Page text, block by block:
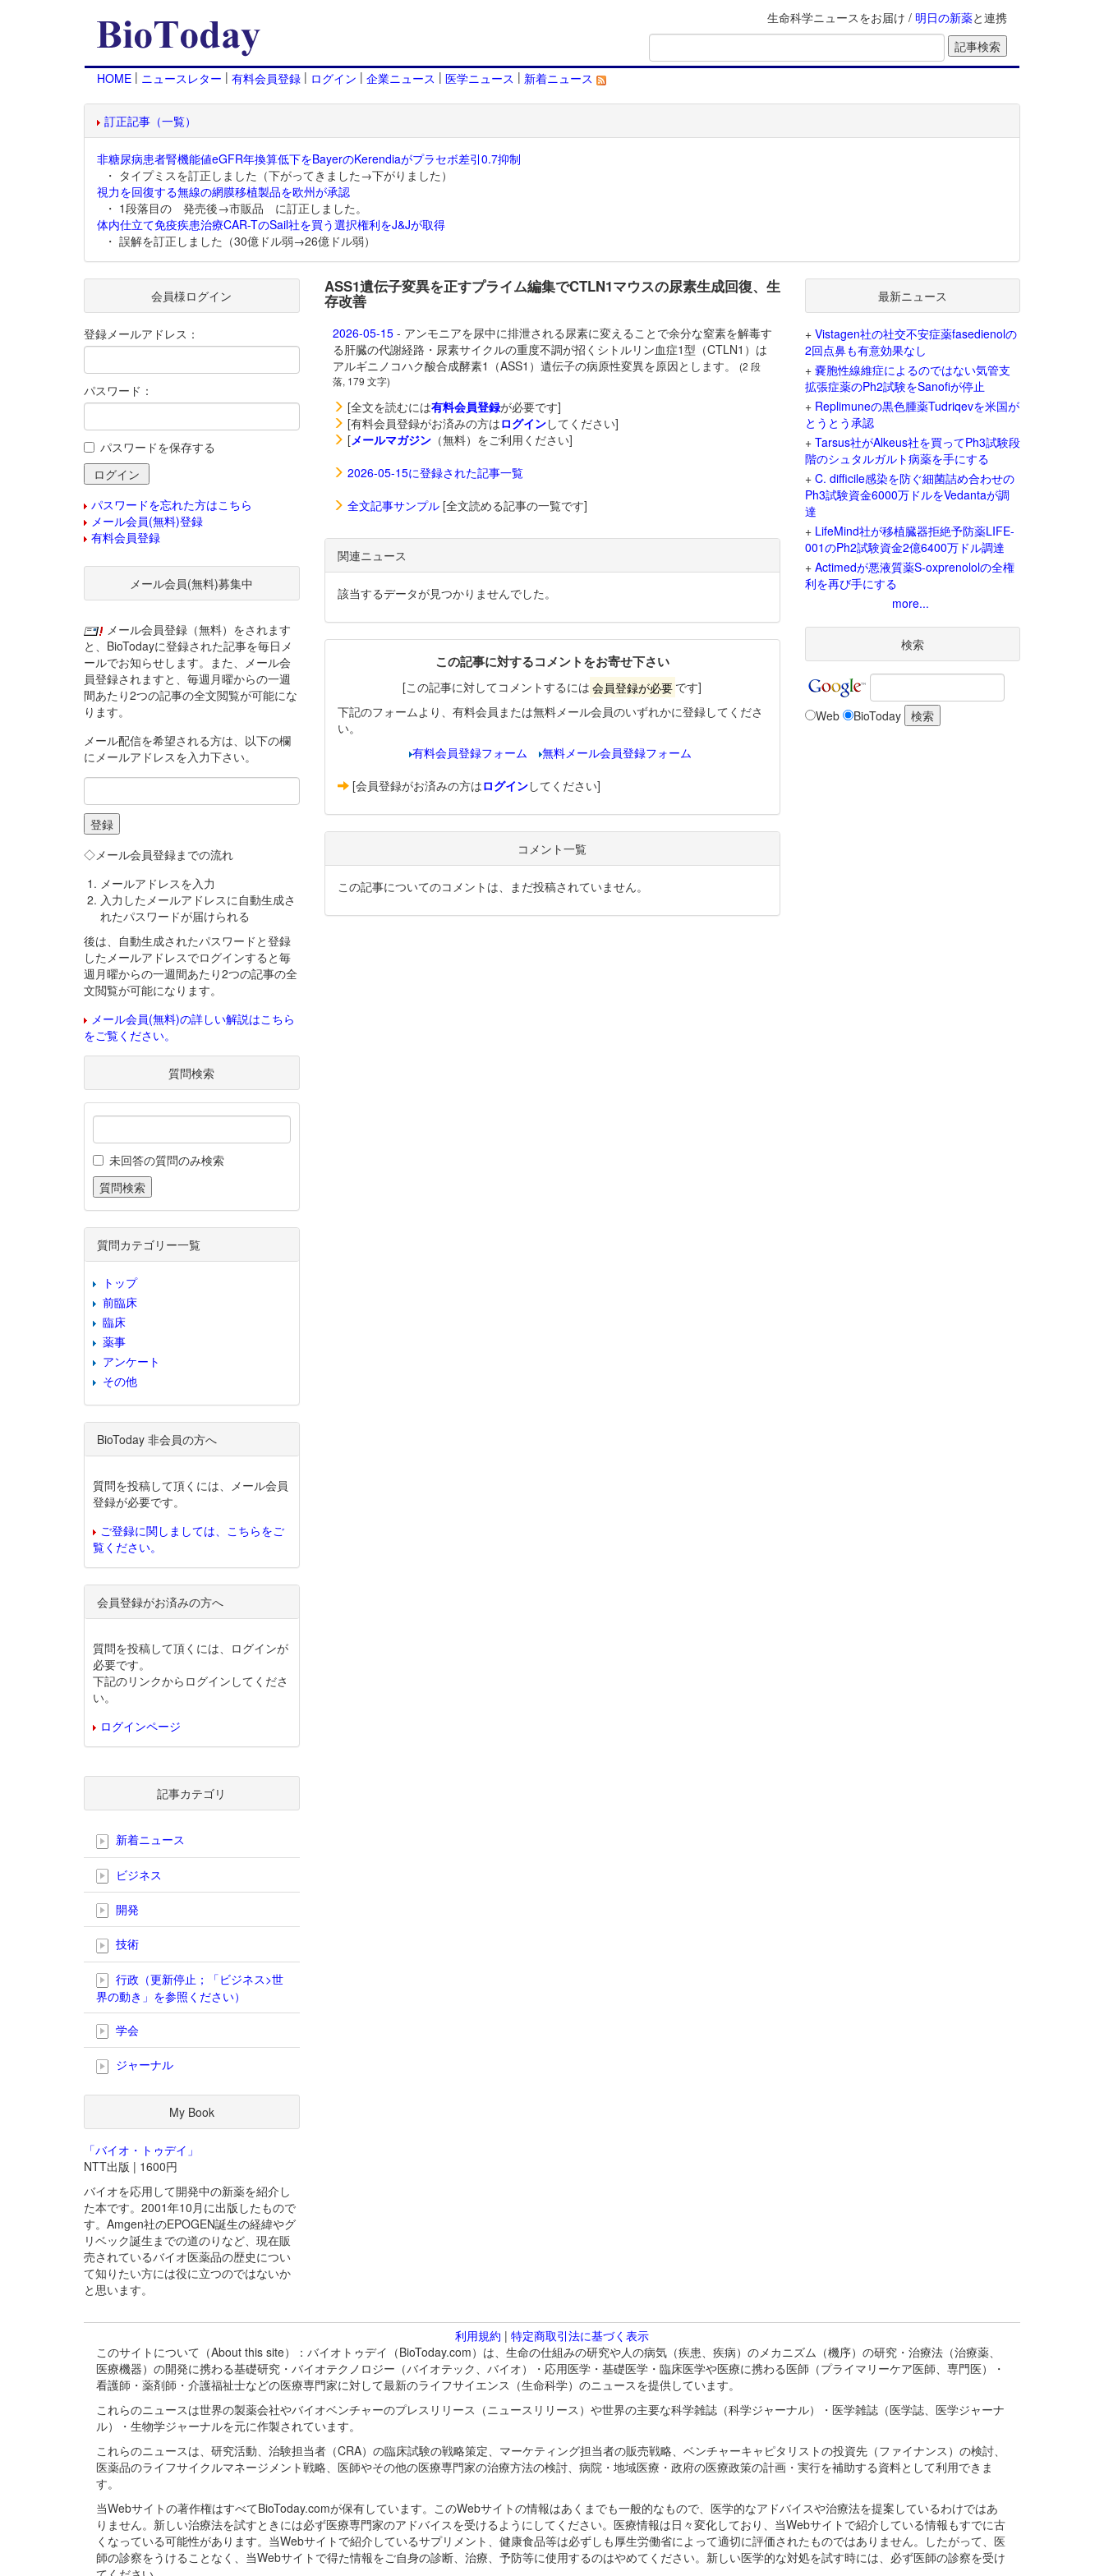
生命科学ニュースをお届け / 明日の新薬と連携
HOME | ニュースレター | 有料会員登録 | ログイン | 企業ニュース | 医学ニュース | 新着ニュース
訂正記事（一覧）
非糖尿病患者腎機能値eGFR年換算低下をBayerのKerendiaがプラセボ差引0.7抑制
・ タイプミスを訂正しました（下がってきました→下がりました）
視力を回復する無線の網膜移植製品を欧州が承認
・ 1段落目の 発売後→市販品 に訂正しました。
体内仕立て免疫疾患治療CAR-TのSail社を買う選択権利をJ&Jが取得
・ 誤解を訂正しました（30億ドル弱→26億ドル弱）
ASS1遺伝子変異を正すプライム編集でCTLN1マウスの尿素生成回復、生
存改善
2026-05-15- アンモニアを尿中に排泄される尿素に変えることで余分な窒素を解毒す
る肝臓の代謝経路・尿素サイクルの重度不調が招くシトルリン血症1型（CTLN1）は
アルギニノコハク酸合成酵素1（ASS1）遺伝子の病原性変異を原因とします。
(2 段
落, 179 文字)
[全文を読むには有料会員登録が必要です]
[有料会員登録がお済みの方はログインしてください]
[メールマガジン（無料）をご利用ください]
2026-05-15に登録された記事一覧
全文記事サンプル[全文読める記事の一覧です]
関連ニュース
該当するデータが見つかりませんでした。
この記事に対するコメントをお寄せ下さい
[この記事に対してコメントするには 会員登録が必要 です]
下記のフォームより、有料会員または無料メール会員のいずれかに登録してくださ
い。
有料会員登録フォーム
無料メール会員登録フォーム
[会員登録がお済みの方はログインしてください]
コメント一覧
この記事についてのコメントは、まだ投稿されていません。
会員様ログイン
登録メールアドレス：
パスワード：
パスワードを保存する
パスワードを忘れた方はこちら
メール会員(無料)登録
有料会員登録
メール会員(無料)募集中
メール会員登録（無料）をされます
と、BioTodayに登録された記事を毎日メ
ールでお知らせします。また、メール会
員登録されますと、毎週月曜からの一週
間あたり2つの記事の全文閲覧が可能にな
ります。
メール配信を希望される方は、以下の欄
にメールアドレスを入力下さい。
◇メール会員登録までの流れ
メールアドレスを入力
入力したメールアドレスに自動生成さ
れたパスワードが届けられる
後は、自動生成されたパスワードと登録
したメールアドレスでログインすると毎
週月曜からの一週間あたり2つの記事の全
文閲覧が可能になります。
メール会員(無料)の詳しい解説はこちら
をご覧ください。
質問検索
未回答の質問のみ検索
質問カテゴリー一覧
トップ
前臨床
臨床
薬事
アンケート
その他
BioToday 非会員の方へ
質問を投稿して頂くには、メール会員
登録が必要です。
ご登録に関しましては、こちらをご
覧ください。
会員登録がお済みの方へ
質問を投稿して頂くには、ログインが
必要です。
下記のリンクからログインしてくださ
い。
ログインページ
記事カテゴリ
新着ニュース
ビジネス
開発
技術
行政（更新停止；「ビジネス>世
界の動き」を参照ください）
学会
ジャーナル
My Book
「バイオ・トゥデイ」
NTT出版 | 1600円
バイオを応用して開発中の新薬を紹介し
た本です。2001年10月に出版したもので
す。Amgen社のEPOGEN誕生の経緯やグ
リベック誕生までの道のりなど、現在販
売されているバイオ医薬品の歴史につい
て知りたい方には役に立つのではないか
と思います。
最新ニュース
+ Vistagen社の社交不安症薬fasedienolの
2回点鼻も有意効果なし
+ 嚢胞性線維症によるのではない気管支
拡張症薬のPh2試験をSanofiが停止
+ Replimuneの黒色腫薬Tudriqevを米国が
とうとう承認
+ Tarsus社がAlkeus社を買ってPh3試験段
階のシュタルガルト病薬を手にする
+ C. difficile感染を防ぐ細菌詰め合わせの
Ph3試験資金6000万ドルをVedantaが調
達
+ LifeMind社が移植臓器拒絶予防薬LIFE-
001のPh2試験資金2億6400万ドル調達
+ Actimedが悪液質薬S-oxprenololの全権
利を再び手にする
more...
検索
Web BioToday
利用規約 | 特定商取引法に基づく表示
このサイトについて（About this site）：バイオトゥデイ（BioToday.com）は、生命の仕組みの研究や人の病気（疾患、疾病）のメカニズム（機序）の研究・治療法（治療薬、
医療機器）の開発に携わる基礎研究・バイオテクノロジー（バイオテック、バイオ）・応用医学・基礎医学・臨床医学や医療に携わる医師（プライマリーケア医師、専門医）・
看護師・薬剤師・介護福祉士などの医療専門家に対して最新のライフサイエンス（生命科学）のニュースを提供しています。
これらのニュースは世界の製薬会社やバイオベンチャーのプレスリリース（ニュースリリース）や世界の主要な科学雑誌（科学ジャーナル）・医学雑誌（医学誌、医学ジャーナ
ル）・生物学ジャーナルを元に作製されています。
これらのニュースは、研究活動、治験担当者（CRA）の臨床試験の戦略策定、マーケティング担当者の販売戦略、ベンチャーキャピタリストの投資先（ファイナンス）の検討、
医薬品のライフサイクルマネージメント戦略、医師やその他の医療専門家の治療方法の検討、病院・地域医療・政府の医療政策の計画・実行を補助する資料として利用できま
す。
当Webサイトの著作権はすべてBioToday.comが保有しています。このWebサイトの情報はあくまでも一般的なもので、医学的なアドバイスや治療法を提案しているわけではあ
りません。新しい治療法を試すときには必ず医療専門家のアドバイスを受けるようにしてください。医療情報は日々変化しており、当Webサイトで紹介している情報もすでに古
くなっている可能性があります。当Webサイトで紹介しているサプリメント、健康食品等は必ずしも厚生労働省によって適切に評価されたものではありません。したがって、医
師の診察をうけることなく、当Webサイトで得た情報をご自身の診断、治療、予防等に使用するのはやめてください。新しい医学的な対処を試す時には、必ず医師の診察を受け